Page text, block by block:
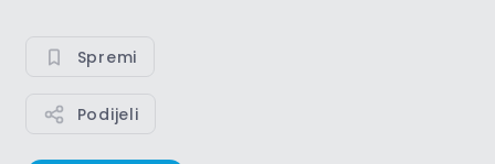
Spremi
Podijeli